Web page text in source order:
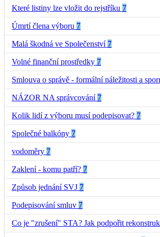
Které listiny lze vložit do rejstříku 7
Úmrtí člena výboru 7
Malá škodná ve Společenství 7
Volné finanční prostředky 7
Smlouva o správě - formální náležitosti a
NÁZOR NA správcování 7
Kolik lidí z výboru musí podepisovat? 7
Společné balkóny 7
vodoměry 7
Zaklení - komu patří? 7
Způsob jednání SVJ 7
Podepisování smluv 7
Co je "zrušení" STA? Jak podpořit